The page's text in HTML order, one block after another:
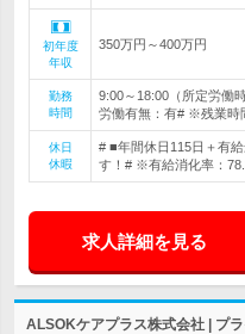
初年度
年収
350万円～400万円
勤務
時間
9:00～18:00（所定労働
労働有無：有# ※残業時
休日
休暇
# ■年間休日115日＋有
す！# ※有給消化率：
求人詳細を見る
ALSOKケアプラス株式会社 | プ